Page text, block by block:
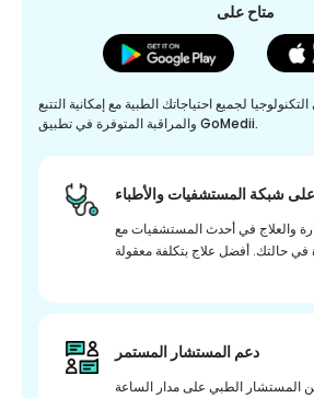
متاح على
لجميع احتياجاتك الطبية مع إمكانية التتبع
والمراقبة المتوفرة في تطبيق GoMedii.
شبكة المستشفيات والأطباء
والعلاج في أحدث المستشفيات مع
دعم المستشار المستمر
المستشار الطبي على مدار الساعة